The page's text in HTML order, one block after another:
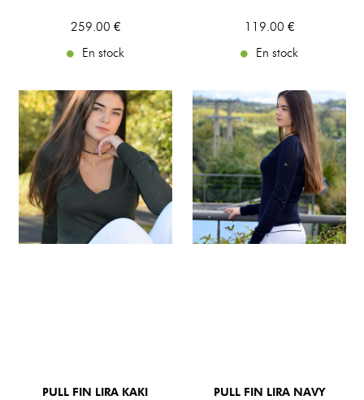
259 .00 €
En stock
119 .00 €
En stock
PULL FIN LIRA KAKI PULL FIN LIRA NAVY